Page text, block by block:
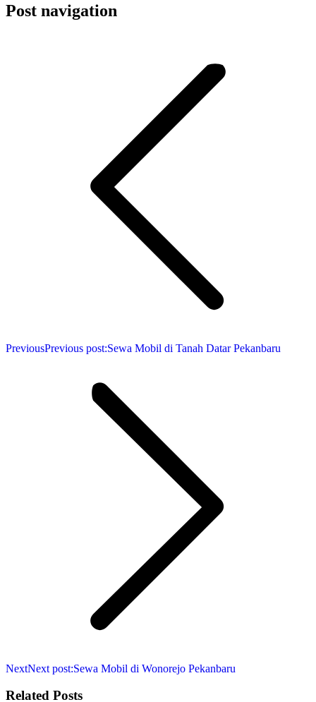
Post navigation
PreviousPrevious post:Sewa Mobil di Tanah Datar Pekanbaru
NextNext post:Sewa Mobil di Wonorejo Pekanbaru
Related Posts